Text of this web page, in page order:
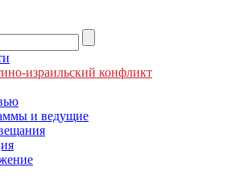
израильский конфликт
и ведущие